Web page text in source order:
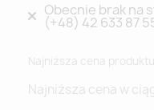
Obecnie brak na
(+48) 42 633 87
Najniższa cena produktu
Najniższa cena w